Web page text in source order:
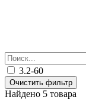
3.2-60
Очистить фильтр
Найдено 5 товара